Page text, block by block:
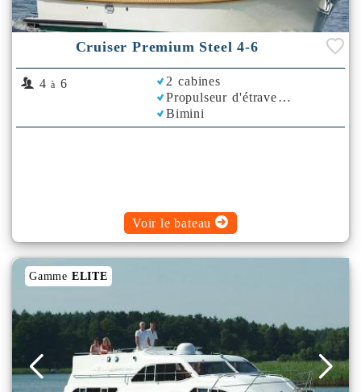
Cruiser Premium Steel 4-6
4 à 6
2 cabines
Propulseur d'étrave
Bimini
Voir le bateau
Gamme ELITE